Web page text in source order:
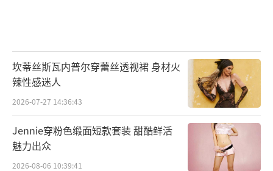
坎蒂丝斯瓦内普尔穿蕾丝透视裙 身材火
辣性感迷人
2026-07-27 14:36:43
Jennie穿粉色缎面短款套装 甜酷鲜活
魅力出众
2026-08-06 10:39:41